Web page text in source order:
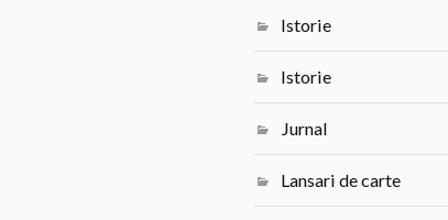
Istorie
Istorie
Jurnal
Lansari de carte